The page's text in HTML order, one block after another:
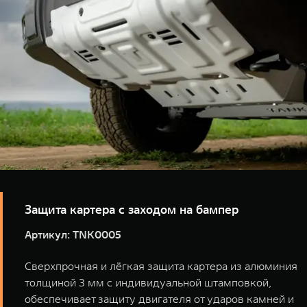
TANK 500
Веди за собой
от 6 499 000 ₽
TANK 700
Сила
от 10 199
TANK Финансы
Корпоративным клиентам
TANK ФИНАНСЫ
TANK Лизинг
TANK Страхование
Сервис
Специальные предложения
Моторные масла
ЦИФРОВЫЕ СЕРВИСЫ TANK
Цифровые сервисы TANK
Подписки
Защита картера с заходом на бампер
Артикул: TNK0005
Сверхпрочная и лёгкая защита картера из алюминия
толщиной 3 мм с индивидуальной штамповкой,
обеспечивает защиту двигателя от ударов камней и